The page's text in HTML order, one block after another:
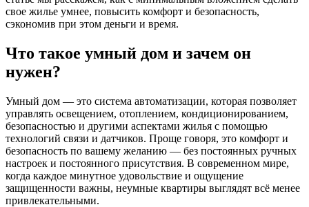
свое жилье умнее, повысить комфорт и безопасность,
сэкономив при этом деньги и время.
Что такое умный дом и зачем он
нужен?
Умный дом — это система автоматизации, которая позволяет
управлять освещением, отоплением, кондиционированием,
безопасностью и другими аспектами жилья с помощью
технологий связи и датчиков. Проще говоря, это комфорт и
безопасность по вашему желанию — без постоянных ручных
настроек и постоянного присутствия. В современном мире,
когда каждое минутное удовольствие и ощущение
защищенности важны, неумные квартиры выглядят всё менее
привлекательными.